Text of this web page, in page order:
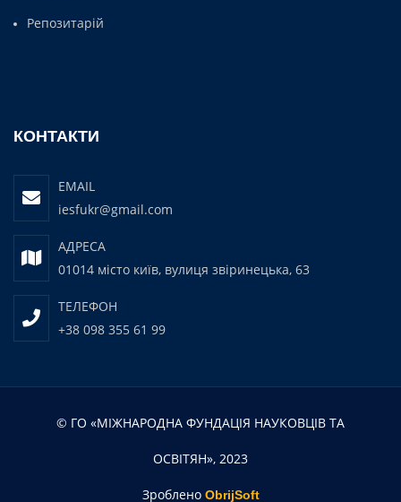
Репозитарій
КОНТАКТИ
EMAIL
iesfukr@gmail.com
АДРЕСА
01014 місто київ, вулиця звіринецька, 63
ТЕЛЕФОН
+38 098 355 61 99
© ГО «МІЖНАРОДНА ФУНДАЦІЯ НАУКОВЦІВ ТА
ОСВІТЯН», 2023
Зроблено ObrijSoft